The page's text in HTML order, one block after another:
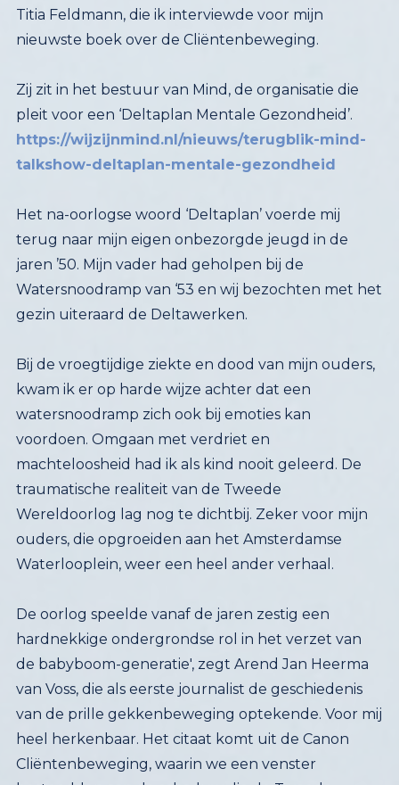
Titia Feldmann, die ik interviewde voor mijn
nieuwste boek over de Cliëntenbeweging.
Zij zit in het bestuur van Mind, de organisatie die
pleit voor een ‘Deltaplan Mentale Gezondheid’.
https://wijzijnmind.nl/nieuws/terugblik-mind-
talkshow-deltaplan-mentale-gezondheid
Het na-oorlogse woord ‘Deltaplan’ voerde mij
terug naar mijn eigen onbezorgde jeugd in de
jaren ’50. Mijn vader had geholpen bij de
Watersnoodramp van ‘53 en wij bezochten met het
gezin uiteraard de Deltawerken.
Bij de vroegtijdige ziekte en dood van mijn ouders,
kwam ik er op harde wijze achter dat een
watersnoodramp zich ook bij emoties kan
voordoen. Omgaan met verdriet en
machteloosheid had ik als kind nooit geleerd. De
traumatische realiteit van de Tweede
Wereldoorlog lag nog te dichtbij. Zeker voor mijn
ouders, die opgroeiden aan het Amsterdamse
Waterlooplein, weer een heel ander verhaal.
De oorlog speelde vanaf de jaren zestig een
hardnekkige ondergrondse rol in het verzet van
de babyboom-generatie', zegt Arend Jan Heerma
van Voss, die als eerste journalist de geschiedenis
van de prille gekkenbeweging optekende. Voor mij
heel herkenbaar. Het citaat komt uit de Canon
Cliëntenbeweging, waarin we een venster
besteedden aan de schaduw die de Tweede